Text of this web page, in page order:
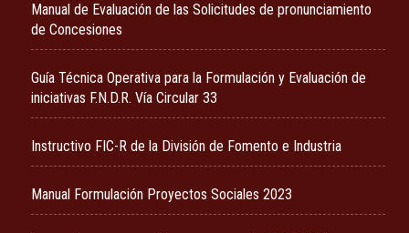
Manual de Evaluación de las Solicitudes de pronunciamiento
de Concesiones
Guía Técnica Operativa para la Formulación y Evaluación de
iniciativas F.N.D.R. Vía Circular 33
Instructivo FIC-R de la División de Fomento e Industria
Manual Formulación Proyectos Sociales 2023